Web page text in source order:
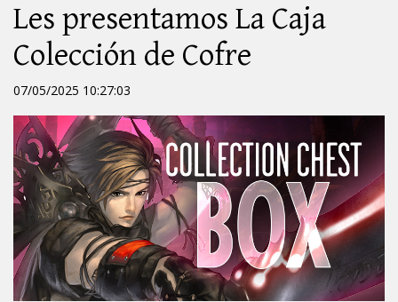
Les presentamos La Caja
Colección de Cofre
07/05/2025 10:27:03